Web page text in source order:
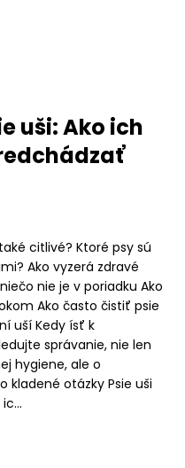
uši: Ako ich
citlivé? Ktoré psy sú
Ako vyzerá zdravé
nie je v poriadku Ako
Ako často čistiť psie
uší Kedy ísť k
správanie, nie len
hygiene, ale o
kladené otázky Psie uši